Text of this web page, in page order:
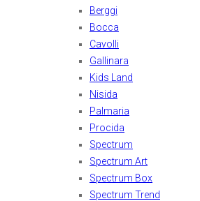
Berggi
Bocca
Cavolli
Gallinara
Kids Land
Nisida
Palmaria
Procida
Spectrum
Spectrum Art
Spectrum Box
Spectrum Trend